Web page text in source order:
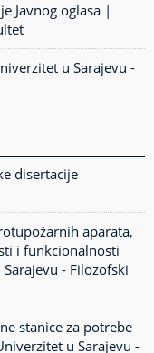
Javnog oglasa |
u Sarajevu -
disertacije
aparata,
i funkcionalnosti
- Filozofski
stanice za potrebe
u Sarajevu -